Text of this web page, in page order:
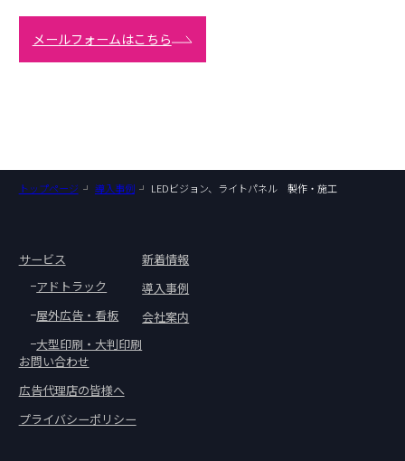
メールフォームはこちら
トップページ 導入事例 LEDビジョン、ライトパネル 製作・施工
サービス
アドトラック
屋外広告・看板
大型印刷・大判印刷
新着情報
導入事例
会社案内
お問い合わせ
広告代理店の皆様へ
プライバシーポリシー